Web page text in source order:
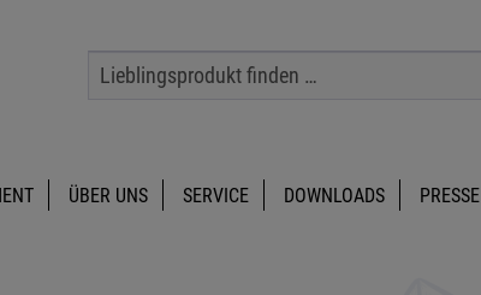
ÜBER UNS SERVICE DOWNLOADS PRESSE